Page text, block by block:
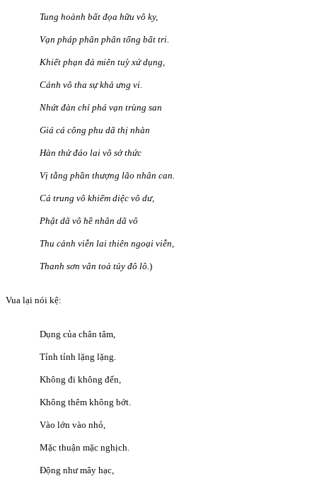
Tung hoành bất đọa hữu vô ky,
Vạn pháp phân phân tổng bất tri.
Khiết phạn đả miên tuỳ xứ dụng,
Cánh vô tha sự khả ưng vi.
Nhứt đàn chỉ phá vạn trùng san
Giá cá công phu dã thị nhàn
Hàn thử đáo lai vô sở thức
Vị tằng phần thượng lão nhân can.
Cá trung vô khiếm diệc vô dư,
Phật dã vô hề nhân dã vô
Thu cảnh viễn lai thiên ngoại viễn,
Thanh sơn vân toả tủy đô lô. )
Vua lại nói kệ:
Dụng của chân tâm,
Tỉnh tỉnh lặng lặng.
Không đi không đến,
Không thêm không bớt.
Vào lớn vào nhỏ,
Mặc thuận mặc nghịch.
Động như mây hạc,